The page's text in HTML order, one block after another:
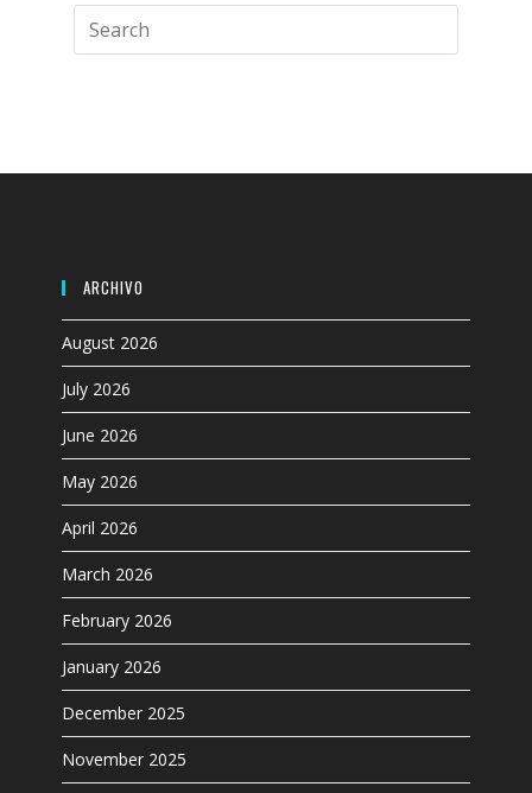
Escape
search
ARCHIVO
August 2026
July 2026
June 2026
May 2026
April 2026
March 2026
February 2026
January 2026
December 2025
November 2025